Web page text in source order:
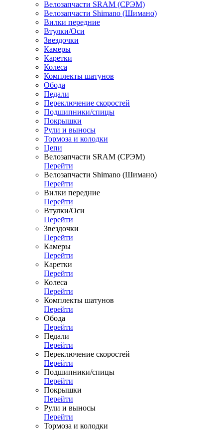
Велозапчасти SRAM (СРЭМ)
Велозапчасти Shimano (Шимано)
Вилки передние
Втулки/Оси
Звездочки
Камеры
Каретки
Колеса
Комплекты шатунов
Обода
Педали
Переключение скоростей
Подшипники/спицы
Покрышки
Рули и выносы
Тормоза и колодки
Цепи
Велозапчасти SRAM (СРЭМ)
Перейти
Велозапчасти Shimano (Шимано)
Перейти
Вилки передние
Перейти
Втулки/Оси
Перейти
Звездочки
Перейти
Камеры
Перейти
Каретки
Перейти
Колеса
Перейти
Комплекты шатунов
Перейти
Обода
Перейти
Педали
Перейти
Переключение скоростей
Перейти
Подшипники/спицы
Перейти
Покрышки
Перейти
Рули и выносы
Перейти
Тормоза и колодки